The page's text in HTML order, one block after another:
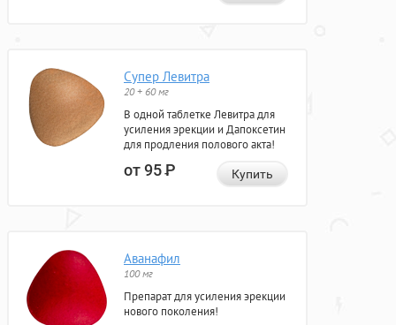
Супер Левитра
20 + 60 мг
В одной таблетке Левитра для
усиления эрекции и Дапоксетин
для продления полового акта!
от 95Р Купить
Аванафил
100 мг
Препарат для усиления эрекции
нового поколения!